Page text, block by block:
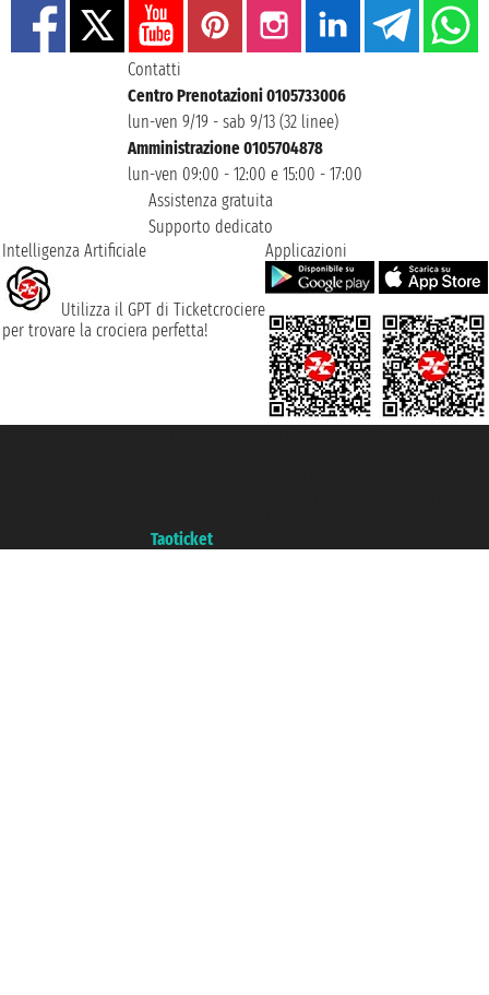
Contatti
Centro Prenotazioni 0105733006
lun-ven 9/19 - sab 9/13 (32 linee)
Amministrazione 0105704878
lun-ven 09:00 - 12:00 e 15:00 - 17:00
Assistenza gratuita
Supporto dedicato
Intelligenza Artificiale
Utilizza il GPT di Ticketcrociere
per trovare la crociera perfetta!
Applicazioni
Taoticket